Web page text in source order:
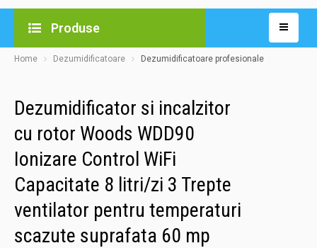
Produse
Home Dezumidificatoare Dezumidificatoare profesionale
Dezumidificator si incalzitor
cu rotor Woods WDD90
Ionizare Control WiFi
Capacitate 8 litri/zi 3 Trepte
ventilator pentru temperaturi
scazute suprafata 60 mp